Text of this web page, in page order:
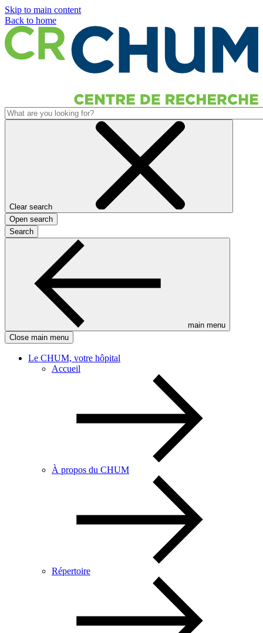
Skip to main content
Back to home
Clear search
Open search
Search
main menu
Close main menu
Le CHUM, votre hôpital
Accueil
À propos du CHUM
Répertoire